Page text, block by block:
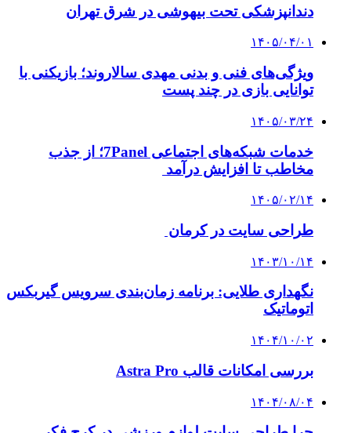
دندانپزشکی تحت بیهوشی در شرق تهران
۱۴۰۵/۰۴/۰۱
ویژگی‌های فنی و بدنی مهدی سالاروند؛ بازیکنی با
توانایی بازی در چند پست
۱۴۰۵/۰۳/۲۴
خدمات شبکه‌های اجتماعی 7Panel؛ از جذب
مخاطب تا افزایش درآمد
۱۴۰۵/۰۲/۱۴
طراحی سایت در کرمان
۱۴۰۳/۱۰/۱۴
نگهداری طلایی: برنامه زمان‌بندی سرویس گیربکس
اتوماتیک
۱۴۰۴/۱۰/۰۲
بررسی امکانات قالب Astra Pro
۱۴۰۴/۰۸/۰۴